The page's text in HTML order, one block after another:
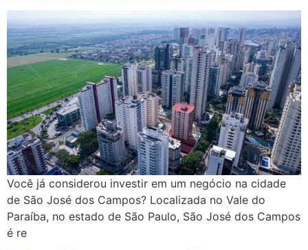
Você já considerou investir em um negócio na cidade
de São José dos Campos? Localizada no Vale do
Paraíba, no estado de São Paulo, São José dos Campos
é re